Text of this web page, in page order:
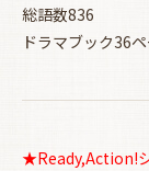
総語数836
ドラマブック36
★Ready,Action!